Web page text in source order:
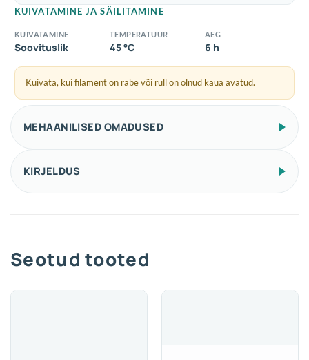
KUIVATAMINE JA SÄILITAMINE
KUIVATAMINE
Soovituslik
TEMPERATUUR
45 °C
AEG
6 h
Kuivata, kui filament on rabe või rull on olnud kaua avatud.
MEHAANILISED OMADUSED
KIRJELDUS
Seotud tooted